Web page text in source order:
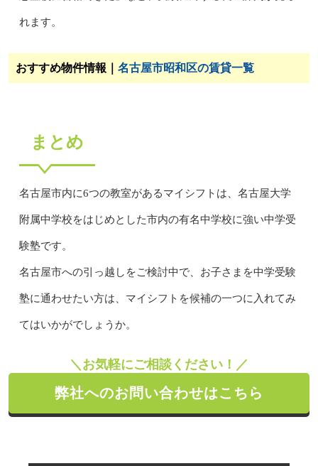
れます。
おすすめ物件情報｜ 名古屋市昭和区の賃貸一覧
まとめ
名古屋市内に6つの教室があるマイシフトは、名古屋大学
附属中学校をはじめとした市内の有名中学校に強い中学受
験塾です。
名古屋市への引っ越しをご検討中で、お子さまを中学受験
塾に通わせたい方は、マイシフトを候補の一つに入れてみ
てはいかがでしょうか。
＼お気軽にご相談ください！／
弊社へのお問い合わせはこちら